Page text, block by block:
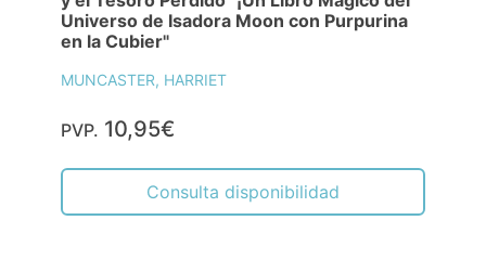
Universo de Isadora Moon con Purpurina
en la Cubier"
MUNCASTER, HARRIET
PVP. 10,95€
Consulta disponibilidad